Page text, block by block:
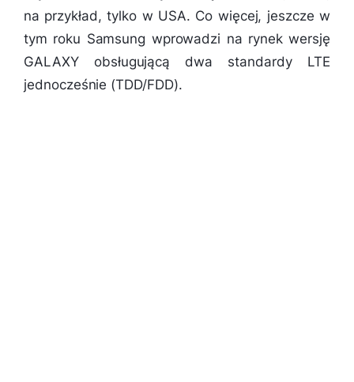
na przykład, tylko w USA. Co więcej, jeszcze w
tym roku Samsung wprowadzi na rynek wersję
GALAXY obsługującą dwa standardy LTE
jednocześnie (TDD/FDD).